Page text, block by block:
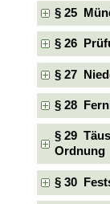
§ 25
§ 26
§ 27
§ 28
§ 29
Ordnung
§ 30